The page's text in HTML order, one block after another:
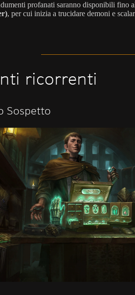
profanati saranno disponibili fino
, per cui inizia a trucidare demoni e
ricorrenti
Sospetto